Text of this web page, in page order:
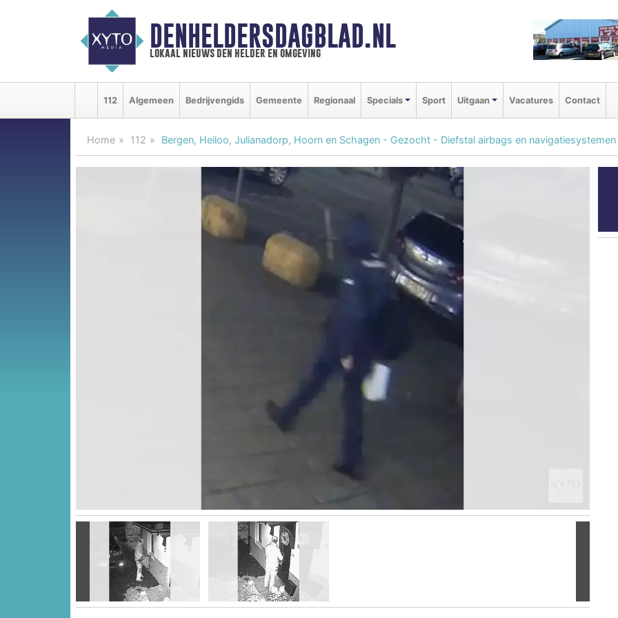
DENHELDERSDAGBLAD.NL
lokaal nieuws den helder en omgeving
112 Algemeen Bedrijvengids Gemeente Regionaal Specials Sport Uitgaan Vacatures Contact
Home 112 Bergen, Heiloo, Julianadorp, Hoorn en Schagen - Gezocht - Diefstal airbags en navigatiesystemen
Vorige